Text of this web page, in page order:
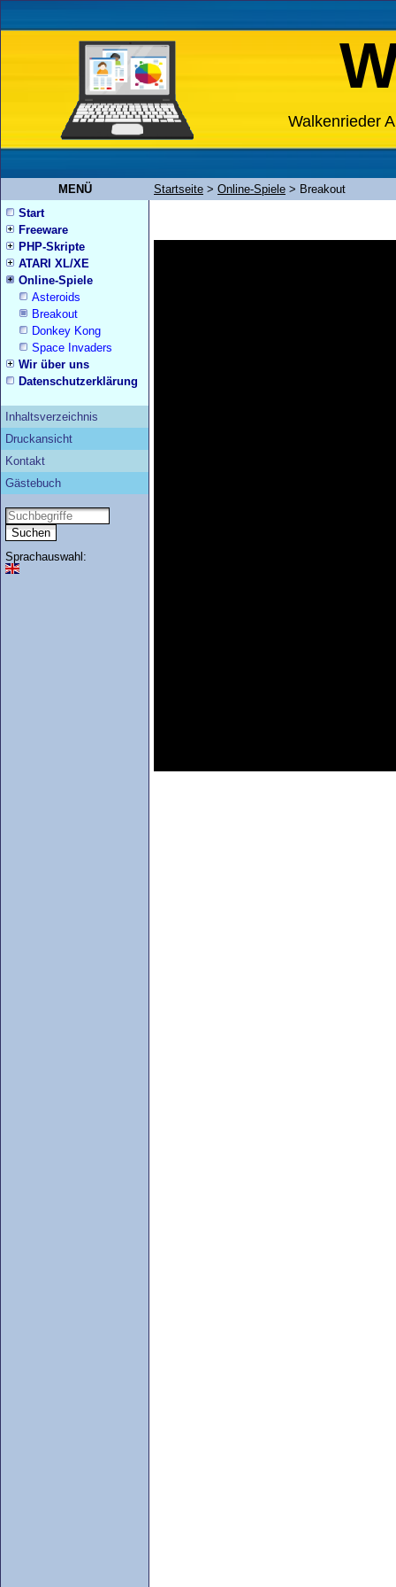
Walkenrieder
MENÜ Startseite > Online-Spiele > Breakout
Start
Freeware
PHP-Skripte
ATARI XL/XE
Online-Spiele
Asteroids
Breakout
Donkey Kong
Space Invaders
Wir über uns
Datenschutzerklärung
Inhaltsverzeichnis
Druckansicht
Kontakt
Gästebuch
Sprachauswahl: